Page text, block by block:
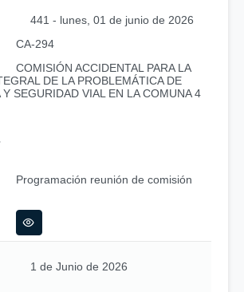
441 - lunes, 01 de junio de 2026
CA-294
COMISIÓN ACCIDENTAL PARA LA
DE LA PROBLEMÁTICA DE
SEGURIDAD VIAL EN LA COMUNA 4
Programación reunión de comisión
1 de Junio de 2026